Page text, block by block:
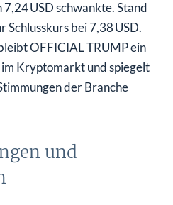
USD schwankte. Stand
Schlusskurs bei 7,38 USD.
OFFICIAL TRUMP ein
Kryptomarkt und spiegelt
der Branche
und